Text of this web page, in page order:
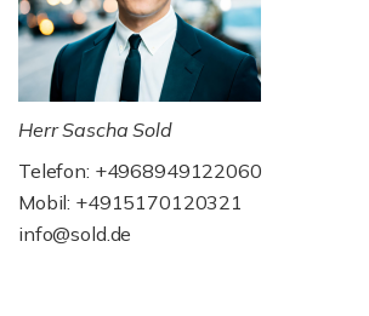
Herr Sascha Sold
Telefon: +4968949122060
Mobil: +4915170120321
info@sold.de